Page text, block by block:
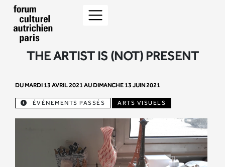
THE ARTIST IS (NOT) PRESENT
DU MARDI 13 AVRIL 2021 AU DIMANCHE 13 JUIN 2021
ÉVÉNEMENTS PASSÉS ARTS VISUELS